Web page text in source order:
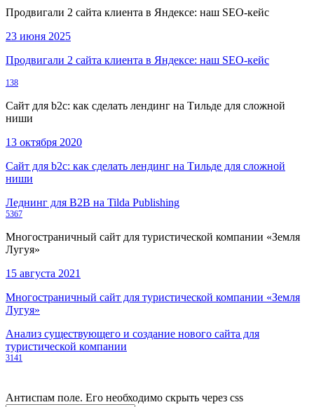
Продвигали 2 сайта клиента в Яндексе: наш SEO-кейс
23 июня 2025
Продвигали 2 сайта клиента в Яндексе: наш SEO-кейс
138
Сайт для b2c: как сделать лендинг на Тильде для сложной
ниши
13 октября 2020
Сайт для b2c: как сделать лендинг на Тильде для сложной
ниши
Леднинг для B2B на Tilda Publishing
5367
Многостраничный сайт для туристической компании «Земля
Лугуя»
15 августа 2021
Многостраничный сайт для туристической компании «Земля
Лугуя»
Анализ существующего и создание нового сайта для
туристической компании
3141
Антиспам поле. Его необходимо скрыть через css